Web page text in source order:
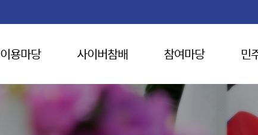
이용마당 사이버참배 참여마당 민